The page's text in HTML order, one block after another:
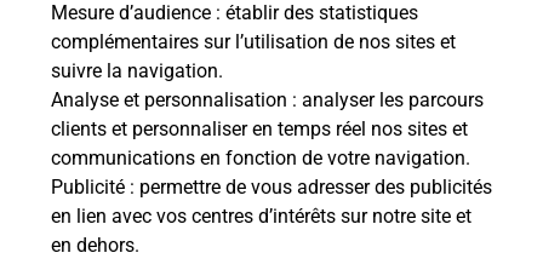
Mesure d’audience : établir des statistiques
complémentaires sur l’utilisation de nos sites et
suivre la navigation.
Analyse et personnalisation : analyser les parcours
clients et personnaliser en temps réel nos sites et
communications en fonction de votre navigation.
Publicité : permettre de vous adresser des publicités
en lien avec vos centres d’intérêts sur notre site et
en dehors.
Boîte aux Lettres La Poste
Prochaine collecte du courriersamedi à 09h00
41 Rue De Thann
68720 Spechbach
Le lien s'ouvre dans un nouvel onglet